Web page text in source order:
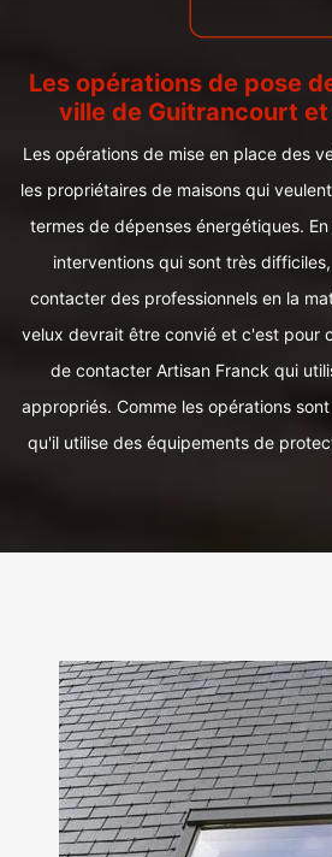
Les opérations de pose
ville de Guitrancourt
Les opérations de mise en place des
les propriétaires de maisons qui
termes de dépenses énergétiques.
interventions qui sont très
contacter des professionnels en la
velux devrait être convié et c'est pour
de contacter Artisan Franck qui
appropriés. Comme les opérations
qu'il utilise des équipements de